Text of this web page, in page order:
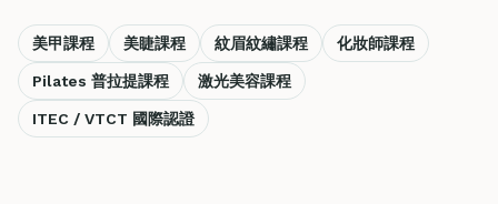
美甲課程 美睫課程 紋眉紋繡課程 化妝師課程
Pilates 普拉提課程 激光美容課程
ITEC / VTCT 國際認證